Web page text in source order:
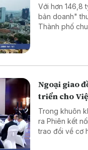
Với hơn 146,8
bản doanh"
Thành phố
Ngoại giao
triển cho
Trong khuôn
ra Phiên kết
trao đổi về cơ